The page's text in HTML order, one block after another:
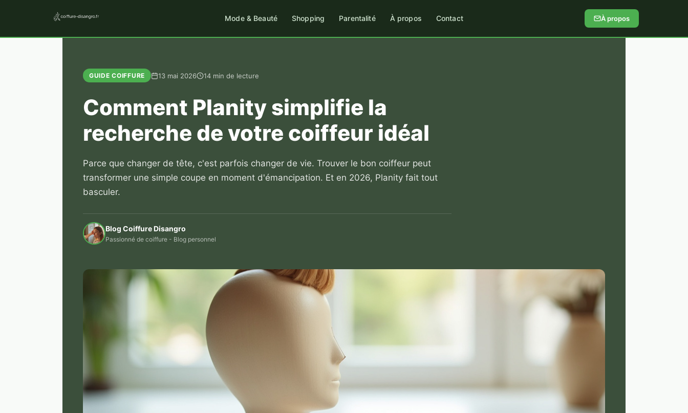
Mode & Beauté Shopping Parentalité À propos Contact À propos
GUIDE COIFFURE 13 mai 2026 14 min de lecture
Comment Planity simplifie la
recherche de votre coiffeur idéal
Parce que changer de tête, c'est parfois changer de vie. Trouver le bon coiffeur peut
transformer une simple coupe en moment d'émancipation. Et en 2026, Planity fait tout
basculer.
Blog Coiffure Disangro
Passionné de coiffure - Blog personnel